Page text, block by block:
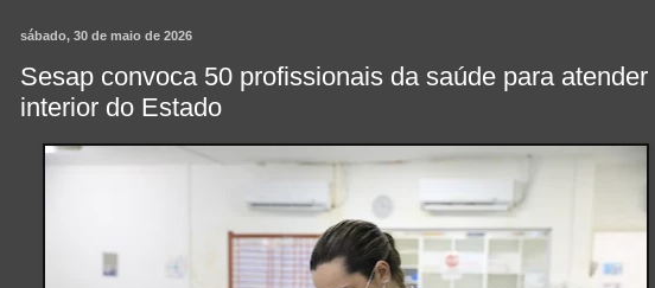
sábado, 30 de maio de 2026
Sesap convoca 50 profissionais da saúde para atender
interior do Estado